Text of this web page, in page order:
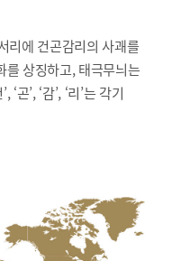
리에 건곤감리의 사괘를
를 상징하고, 태극무늬는
곤’, ‘감’, ‘리’는 각기